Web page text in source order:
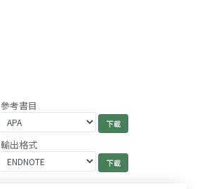
參考書目
輸出格式